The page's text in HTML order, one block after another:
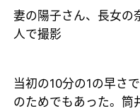
妻の陽子さん、長女の
人で撮影
当初の10分の1の早さ
のためでもあった。筒